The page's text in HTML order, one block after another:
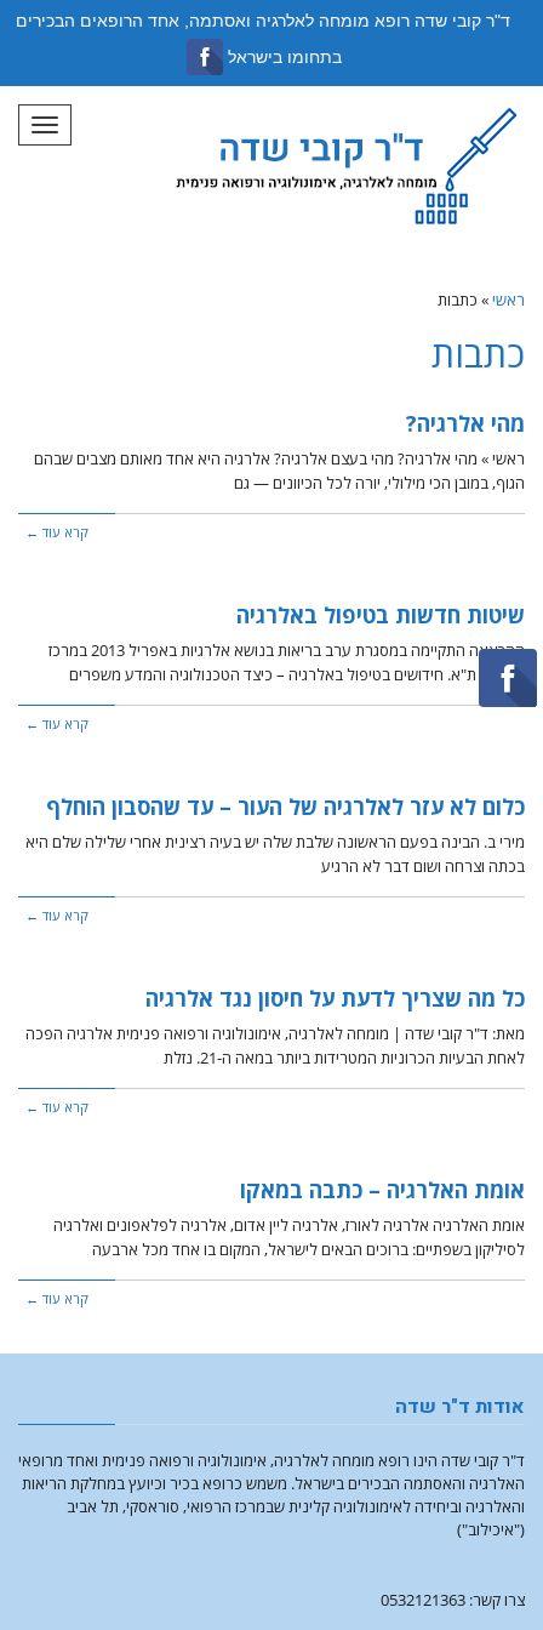
תפריט
ראשי» כתבות
כתבות
מהי אלרגיה?
ראשי » מהי אלרגיה? מהי בעצם אלרגיה? אלרגיה היא אחד מאותם מצבים שבהם
הגוף, במובן הכי מילולי, יורה לכל הכיוונים — גם
קרא עוד ←
שיטות חדשות בטיפול באלרגיה
ההרצאה התקיימה במסגרת ערב בריאות בנושא אלרגיות באפריל 2013 במרכז
הרפואי ת"א. חידושים בטיפול באלרגיה – כיצד הטכנולוגיה והמדע משפרים
קרא עוד ←
כלום לא עזר לאלרגיה של העור – עד שהסבון הוחלף
מירי ב. הבינה בפעם הראשונה שלבת שלה יש בעיה רצינית אחרי שלילה שלם היא
בכתה וצרחה ושום דבר לא הרגיע
קרא עוד ←
כל מה שצריך לדעת על חיסון נגד אלרגיה
מאת: ד"ר קובי שדה | מומחה לאלרגיה, אימונולוגיה ורפואה פנימית אלרגיה הפכה
לאחת הבעיות הכרוניות המטרידות ביותר במאה ה-21. נזלת
קרא עוד ←
אומת האלרגיה – כתבה במאקו
אומת האלרגיה אלרגיה לאורז, אלרגיה ליין אדום, אלרגיה לפלאפונים ואלרגיה
לסיליקון בשפתיים: ברוכים הבאים לישראל, המקום בו אחד מכל ארבעה
קרא עוד ←
אודות ד"ר שדה
ד"ר קובי שדה הינו רופא מומחה לאלרגיה, אימונולוגיה ורפואה פנימית ואחד מרופאי
האלרגיה והאסתמה הבכירים בישראל. משמש כרופא בכיר וכיועץ במחלקת הריאות
והאלרגיה וביחידה לאימונולוגיה קלינית שבמרכז הרפואי, סוראסקי, תל אביב
("איכילוב")
צרו קשר: 0532121363
ד"ר קובי שדה רופא מומחה לאלרגיה ואסתמה, אחד הרופאים הבכירים
בתחומו בישראל